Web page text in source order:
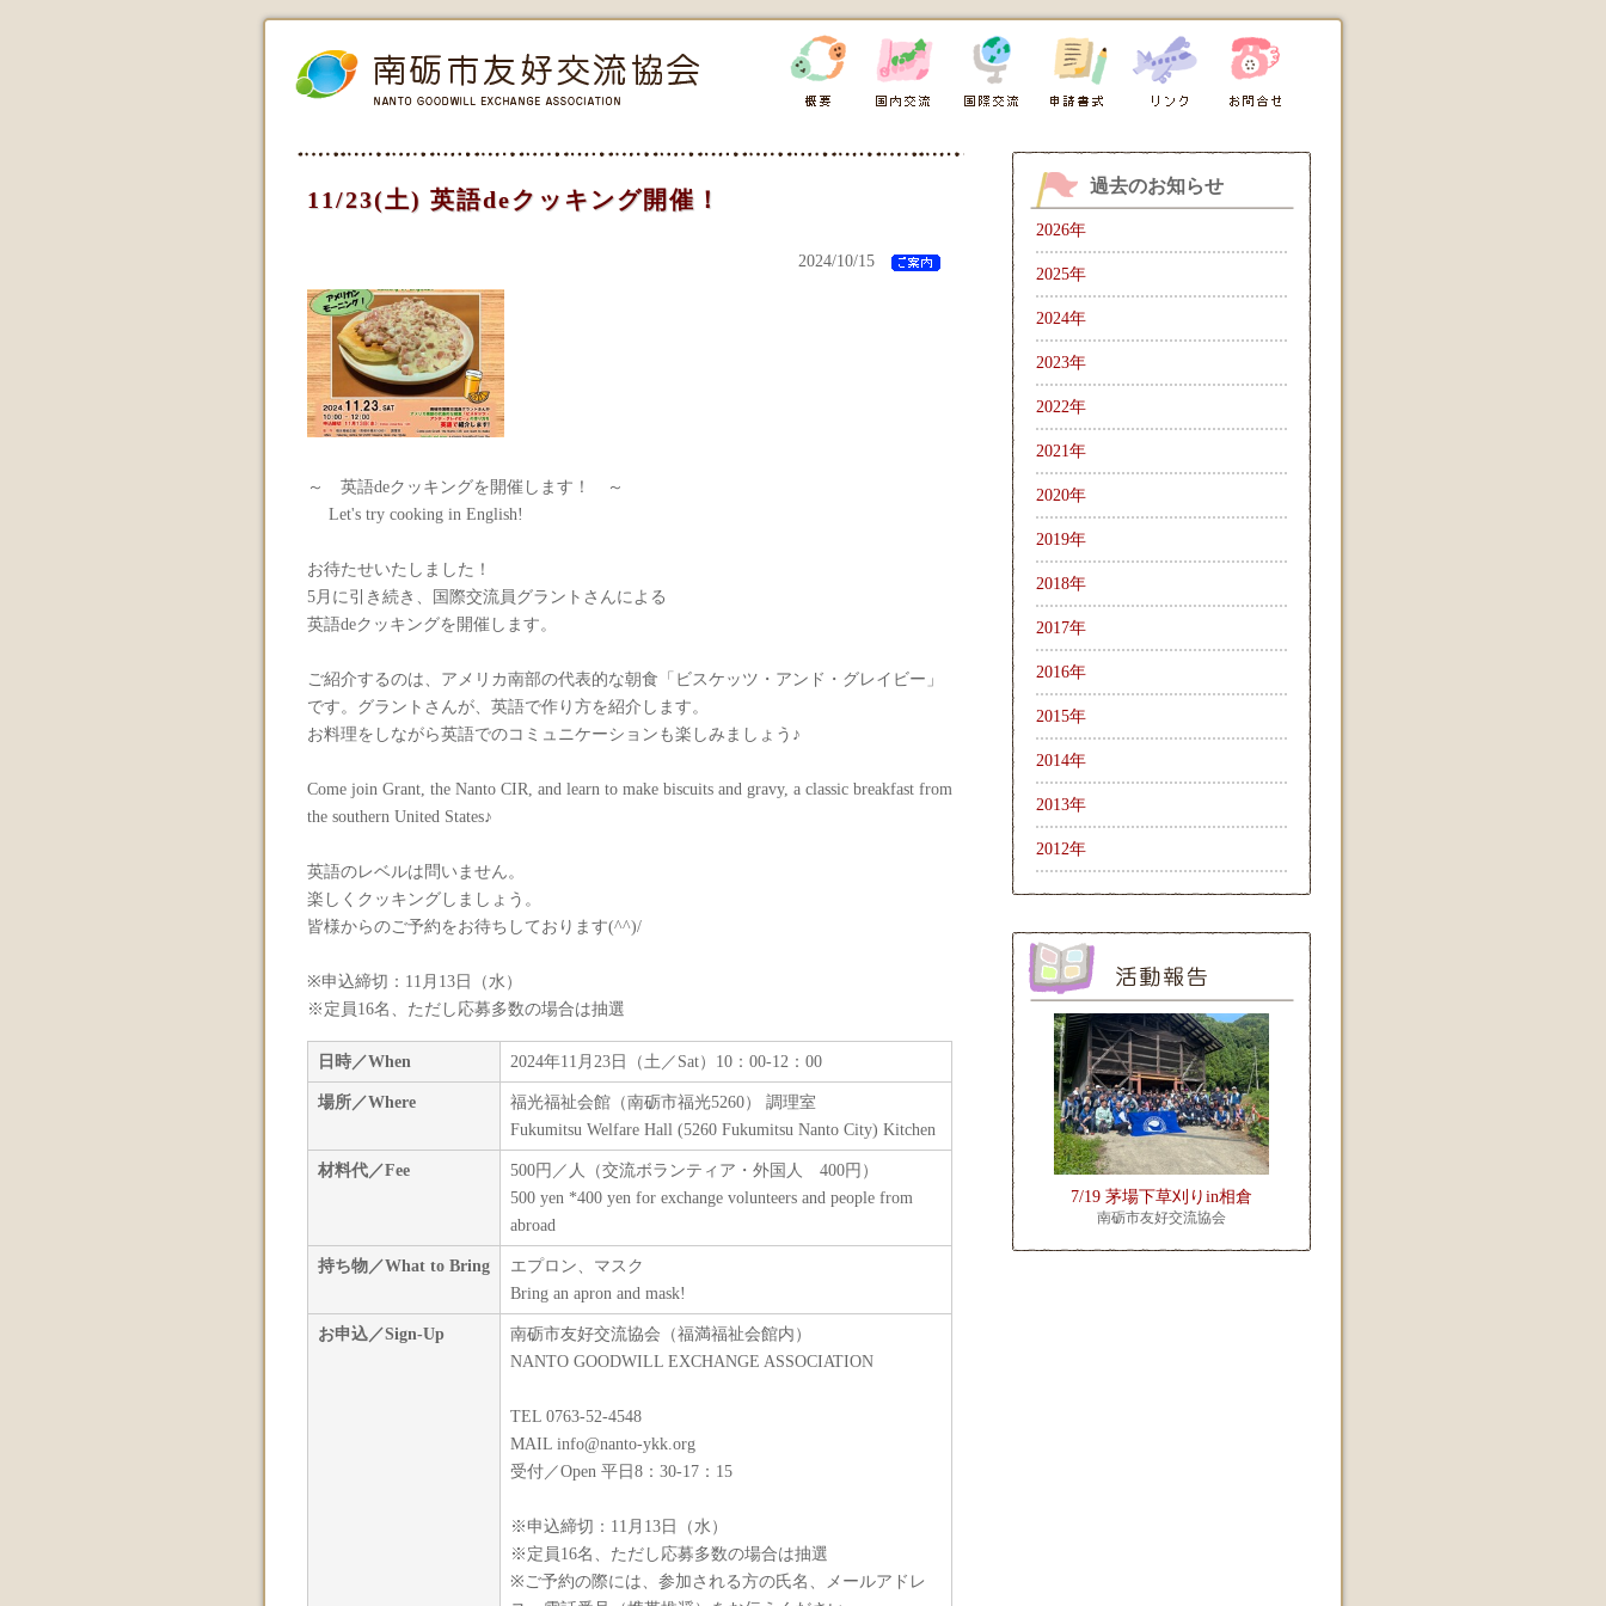
11/23(土) 英語deクッキング開催！
2024/10/15
～ 英語deクッキングを開催します！ ～
Let's try cooking in English!
お待たせいたしました！
5月に引き続き、国際交流員グラントさんによる
英語deクッキングを開催します。
ご紹介するのは、アメリカ南部の代表的な朝食「ビスケッツ・アンド・グレイビー」
です。グラントさんが、英語で作り方を紹介します。
お料理をしながら英語でのコミュニケーションも楽しみましょう♪
Come join Grant, the Nanto CIR, and learn to make biscuits and gravy, a classic breakfast from
the southern United States♪
英語のレベルは問いません。
楽しくクッキングしましょう。
皆様からのご予約をお待ちしております(^^)/
※申込締切：11月13日（水）
※定員16名、ただし応募多数の場合は抽選
日時／When 2024年11月23日（土／Sat）10：00-12：00
場所／Where
福光福祉会館（南砺市福光5260） 調理室
Fukumitsu Welfare Hall (5260 Fukumitsu Nanto City) Kitchen
材料代／Fee
500円／人（交流ボランティア・外国人 400円）
500 yen *400 yen for exchange volunteers and people from
abroad
持ち物／What to Bring
エプロン、マスク
Bring an apron and mask!
お申込／Sign-Up
南砺市友好交流協会（福満福祉会館内）
NANTO GOODWILL EXCHANGE ASSOCIATION
TEL 0763-52-4548
MAIL info@nanto-ykk.org
受付／Open 平日8：30-17：15
※申込締切：11月13日（水）
※定員16名、ただし応募多数の場合は抽選
※ご予約の際には、参加される方の氏名、メールアドレ
過去のお知らせ
2026年
2025年
2024年
2023年
2022年
2021年
2020年
2019年
2018年
2017年
2016年
2015年
2014年
2013年
2012年
7/19 茅場下草刈りin相倉
南砺市友好交流協会